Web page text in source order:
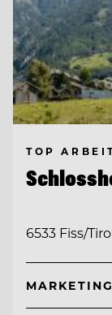
TOP
6533 Fiss/